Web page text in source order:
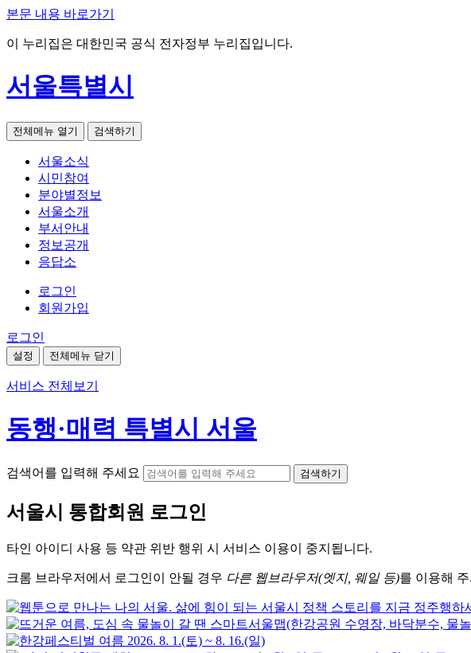
본문 내용 바로가기
이 누리집은 대한민국 공식 전자정부 누리집입니다.
서울특별시
전체메뉴 열기 검색하기
서울소식
시민참여
분야별정보
서울소개
부서안내
정보공개
응답소
로그인
회원가입
로그인
설정 전체메뉴 닫기
서비스 전체보기
동행·매력 특별시 서울
검색어를 입력해 주세요 검색하기
서울시 통합회원 로그인
타인 아이디 사용 등 약관 위반 행위 시 서비스 이용이 중지됩니다.
크롬 브라우저에서 로그인이 안될 경우 다른 웹브라우저(엣지, 웨일 등)를 이용해